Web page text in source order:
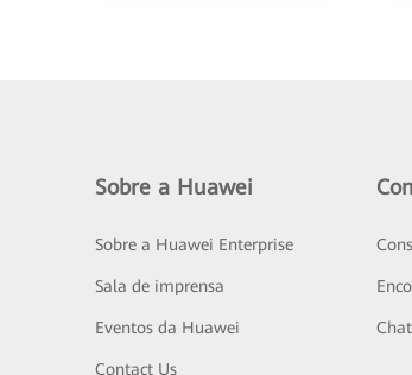
Sobre a Huawei
Sobre a Huawei Enterprise
Sala de imprensa
Eventos da Huawei
Contact Us